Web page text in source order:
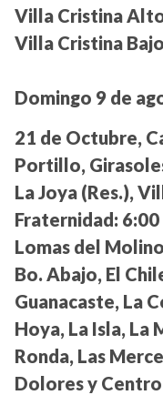
Villa Cristina
Villa Cristina
Domingo 9 de
21 de Octubre,
Portillo,
La Joya (Res.),
Fraternidad: 6:00
Lomas del
Bo. Abajo, El
Guanacaste, La
Hoya, La Isla, La
Ronda, Las
Dolores y